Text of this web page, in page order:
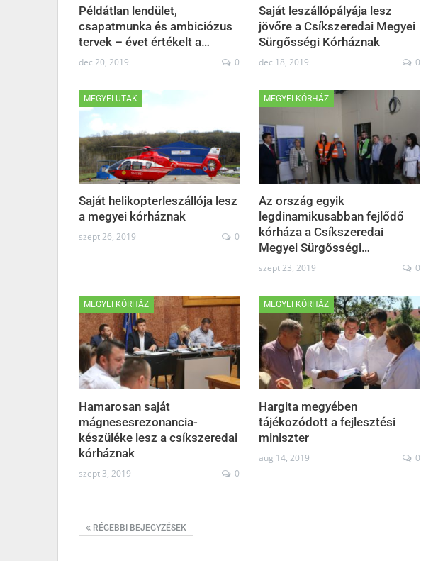
Példátlan lendület,
csapatmunka és ambiciózus
tervek – évet értékelt a…
dec 20, 2019 0
Saját leszállópályája lesz
jövőre a Csíkszeredai Megyei
Sürgősségi Kórháznak
dec 18, 2019 0
MEGYEI UTAK
Saját helikopterleszállója lesz
a megyei kórháznak
szept 26, 2019 0
MEGYEI KÓRHÁZ
Az ország egyik
legdinamikusabban fejlődő
kórháza a Csíkszeredai
Megyei Sürgősségi…
szept 23, 2019 0
MEGYEI KÓRHÁZ
Hamarosan saját
mágnesesrezonancia-
készüléke lesz a csíkszeredai
kórháznak
szept 3, 2019 0
MEGYEI KÓRHÁZ
Hargita megyében
tájékozódott a fejlesztési
miniszter
aug 14, 2019 0
RÉGEBBI BEJEGYZÉSEK